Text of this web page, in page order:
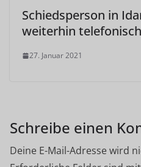
Schiedsperson in
weiterhin telefonisch
27. Januar 2021
Schreibe einen
Deine E-Mail-Adresse wird